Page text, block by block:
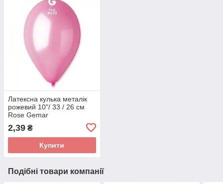
Латексна кулька металік
рожевий 10"/ 33 / 26 см
Rose Gemar
2,39 ₴
Купити
Подібні товари компанії